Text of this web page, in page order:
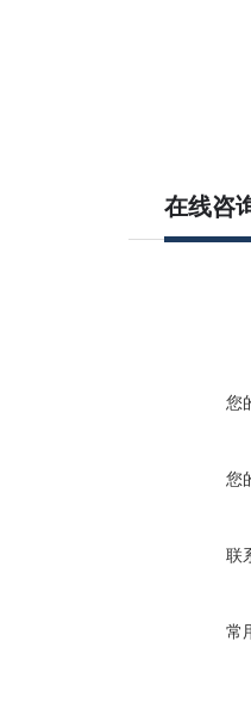
在线咨
您
您
联
常